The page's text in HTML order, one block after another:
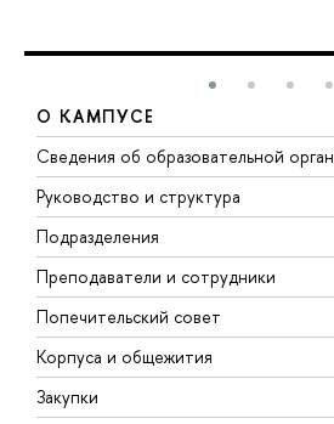
О КАМПУСЕ
Сведения об образовательной
Руководство и структура
Подразделения
Преподаватели и сотрудники
Попечительский совет
Корпуса и общежития
Закупки